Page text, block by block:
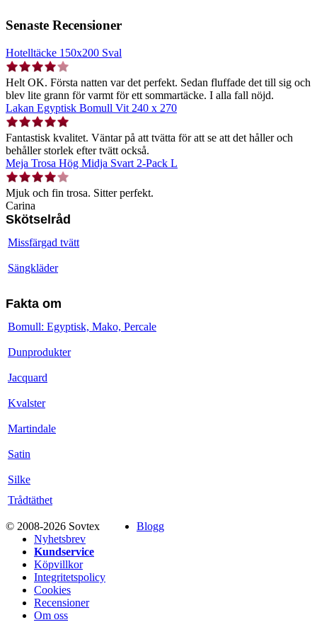
Senaste Recensioner
Hotelltäcke 150x200 Sval
Helt OK. Första natten var det perfekt. Sedan fluffade det till sig och
blev lite grann för varmt för ett sommartäcke. I alla fall nöjd.
Lakan Egyptisk Bomull Vit 240 x 270
Fantastisk kvalitet. Väntar på att tvätta för att se att det håller och
behåller storlek efter tvätt också.
Meja Trosa Hög Midja Svart 2-Pack L
Mjuk och fin trosa. Sitter perfekt.
Carina
Skötselråd
Missfärgad tvätt
Sängkläder
Fakta om
Bomull: Egyptisk, Mako, Percale
Dunprodukter
Jacquard
Kvalster
Martindale
Satin
Silke
Trådtäthet
© 2008-2026 Sovtex
Blogg
Nyhetsbrev
Kundservice
Köpvillkor
Integritetspolicy
Cookies
Recensioner
Om oss